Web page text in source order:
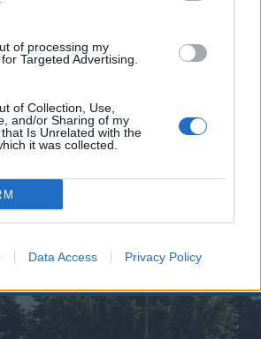
of processing my
Targeted Advertising.
of Collection, Use,
and/or Sharing of my
Is Unrelated with the
it was collected.
Data Access Privacy Policy